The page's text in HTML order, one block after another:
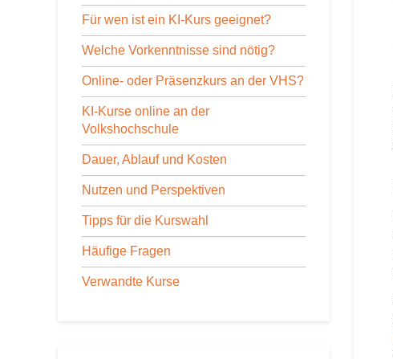
Für wen ist ein KI-Kurs geeignet?
Welche Vorkenntnisse sind nötig?
Online- oder Präsenzkurs an der VHS?
KI-Kurse online an der
Volkshochschule
Dauer, Ablauf und Kosten
Nutzen und Perspektiven
Tipps für die Kurswahl
Häufige Fragen
Verwandte Kurse